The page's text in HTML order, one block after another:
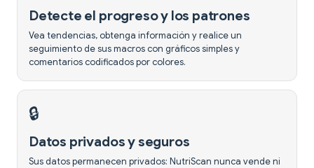
Detecte el progreso y los patrones
Vea tendencias, obtenga información y realice un
seguimiento de sus macros con gráficos simples y
comentarios codificados por colores.
🔒
Datos privados y seguros
Sus datos permanecen privados: NutriScan nunca vende ni